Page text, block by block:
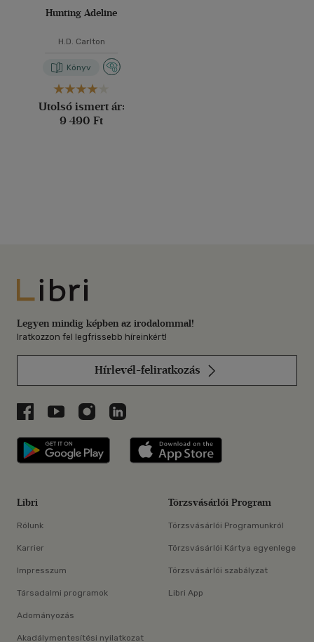
Hunting Adeline
H.D. Carlton
Könyv
Utolsó ismert ár:
9 490 Ft
Libri
Legyen mindig képben az irodalommal!
Iratkozzon fel legfrissebb híreinkért!
Hírlevél-feliratkozás
Libri a Facebookon
Libri a Youtube-on
Libri az Instagramon
Libri a LinkedInen
Libri applikáció Szerezd meg: Google
Libri
Rólunk
Karrier
Impresszum
Társadalmi programok
Adományozás
Akadálymentesítési nyilatkozat
Törzsvásárlói Program
Törzsvásárlói Programunkról
Törzsvásárlói Kártya egyenlege
Törzsvásárlói szabályzat
Libri App